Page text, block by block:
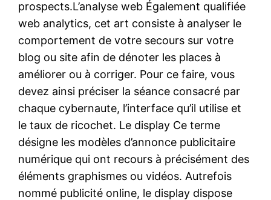
prospects.L’analyse web Également qualifiée
web analytics, cet art consiste à analyser le
comportement de votre secours sur votre
blog ou site afin de dénoter les places à
améliorer ou à corriger. Pour ce faire, vous
devez ainsi préciser la séance consacré par
chaque cybernaute, l’interface qu’il utilise et
le taux de ricochet. Le display Ce terme
désigne les modèles d’annonce publicitaire
numérique qui ont recours à précisément des
éléments graphismes ou vidéos. Autrefois
nommé publicité online, le display dispose